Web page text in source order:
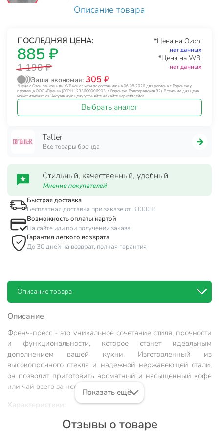
Описание товара
ПОСЛЕДНЯЯ ЦЕНА:
885 ₽
1 190 ₽
*Цена на Ozon:
нет данных
*Цена на WB:
нет данных
Ваша экономия: 305 ₽
*Цена с Озон банком или WB кошельком по состоянию на 06.08.2026 для региона г. Воронеж у
продавца ООО «Прайм» (ОГРН 1233600006903, г. Воронеж, Волгоградская 32). В течение дня цена
может изменяться. Актуальную цену уточняйте на сайте маркетплейса.
Выбрать аналог
Taller
Все товары бренда
Стильный, качественный, удобный
Мнение покупателей
Быстрая доставка
Бесплатная доставка при заказе от 3 000 ₽
Возможность оплаты картой
На сайте или при получении заказа
Гарантия легкого возврата
До 30 дней на возврат, полная гарантия
Описание товара
Описание
Френч-пресс - это уникальное сочетание стиля, прочности
и функциональности, которое станет идеальным
дополнением вашей кухни. Изготовленный из
высокопрочного стекла и надежной нержавеющей стали,
он позволит приготовить ароматный и насыщенный кофе
или чай всего за несколько минут.
Характеристики:
Материал: нержавеющая сталь, жаропрочное стекло,
Показать ещё
Отзывы о товаре